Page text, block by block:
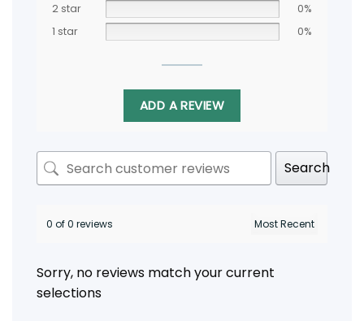
2 star
0%
1 star
0%
ADD A REVIEW
Search
0 of 0 reviews
Sorry, no reviews match your current
selections